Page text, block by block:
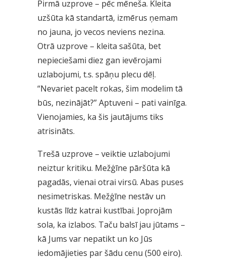
Pirmā uzprove – pēc mēneša. Kleita
uzšūta kā standartā, izmērus ņemam
no jauna, jo vecos neviens nezina.
Otrā uzprove – kleita sašūta, bet
nepieciešami diez gan ievērojami
uzlabojumi, t.s. spāņu plecu dēļ.
“Nevariet pacelt rokas, šim modelim tā
būs, nezinājāt?” Aptuveni – pati vainīga.
Vienojamies, ka šis jautājums tiks
atrisināts.
Trešā uzprove – veiktie uzlabojumi
neiztur kritiku. Mežģīne pāršūta kā
pagadās, vienai otrai virsū. Abas puses
nesimetriskas. Mežģīne nestāv un
kustās līdz katrai kustībai. Joprojām
sola, ka izlabos. Taču balsī jau jūtams –
kā Jums var nepatikt un ko Jūs
iedomājieties par šādu cenu (500 eiro).